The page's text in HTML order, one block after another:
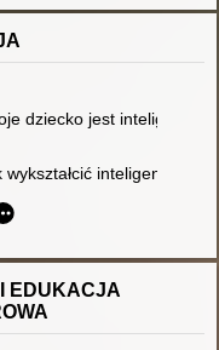
dziecko jest inteligentne
: polska adaptacja,
wykształcić inteligencję
EDUKACJA